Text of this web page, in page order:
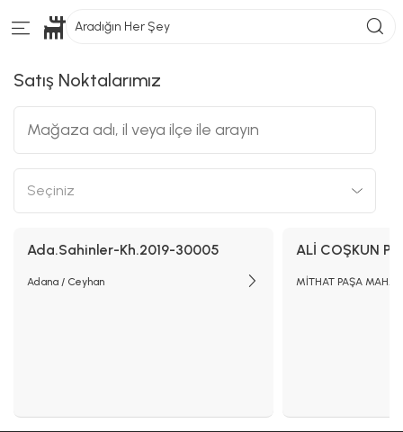
Aradığın Her Şey
Satış Noktalarımız
Ada.Sahinler-Kh.2019-30005
Adana / Ceyhan
ALİ COŞKUN
MİTHAT PAŞA MAH.